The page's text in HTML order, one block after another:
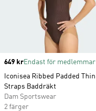
Price
649 krEndast för medlemmar
Iconisea Ribbed Padded Thin
Straps Baddräkt
Dam Sportswear
2 färger